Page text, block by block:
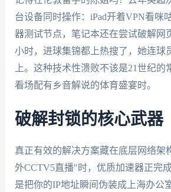
台设备同时操作：iPad开着VPN看咪
器测试节点，笔记本还在尝试破解网
小时，进球集锦都上热搜了，她连球
上。这种技术性溃败不该是21世纪的
看场配有乡音解说的体育盛宴时。
破解封锁的核心武器
真正有效的解决方案藏在底层网络架
外CCTV5直播"时，优质加速器正完
是把你的IP地址瞬间伪装成上海办公